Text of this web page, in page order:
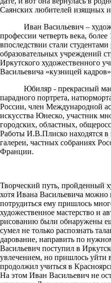
Саянских любителей изящных
Иван Васильевич –
профессии четверть века,
впоследствии стали
образовательных учреждений
Иркутского художественного
Васильевича «кузницей
Юбиляр - прекрасный
парадного портрета,
России, член Международной
искусства Юнеско, участник
городских, областных,
Работы И.В.Плиско находятся
галереи, частных собраниях
Франции.
Творческий путь, пройденный
хотя Ивана Васильевича можно
потрудиться ему пришлось
художественное мастерство и
рисованию были обнаружены
сумел не только распознать
дарование, направить по
Васильевич поступил в
увлечением, но пришлось
продолжил учиться в
На этом Иван Васильевич не